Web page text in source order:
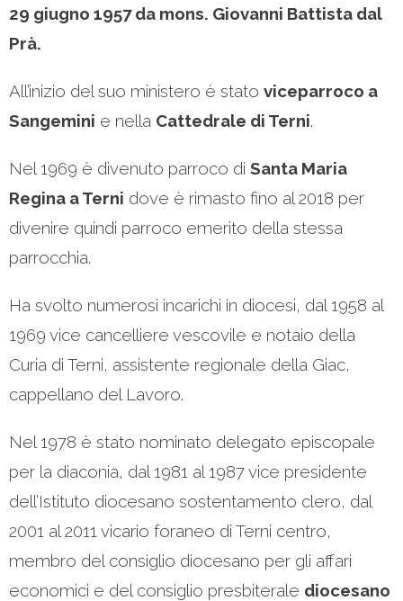
29 giugno 1957 da mons. Giovanni Battista dal
Prà.
All’inizio del suo ministero è stato viceparroco a
Sangemini e nella Cattedrale di Terni.
Nel 1969 è divenuto parroco di Santa Maria
Regina a Terni dove è rimasto fino al 2018 per
divenire quindi parroco emerito della stessa
parrocchia.
Ha svolto numerosi incarichi in diocesi, dal 1958 al
1969 vice cancelliere vescovile e notaio della
Curia di Terni, assistente regionale della Giac,
cappellano del Lavoro.
Nel 1978 è stato nominato delegato episcopale
per la diaconia, dal 1981 al 1987 vice presidente
dell’Istituto diocesano sostentamento clero, dal
2001 al 2011 vicario foraneo di Terni centro,
membro del consiglio diocesano per gli affari
economici e del consiglio presbiterale diocesano